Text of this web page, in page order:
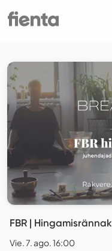
FBR | Hingamisrännak
Vie. 7. ago. 16:00